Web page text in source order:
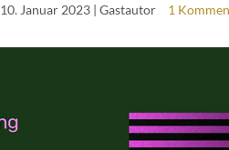
10. Januar 2023| Gastautor 1